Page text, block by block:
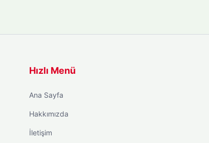
Hızlı Menü
Ana Sayfa
Hakkımızda
İletişim